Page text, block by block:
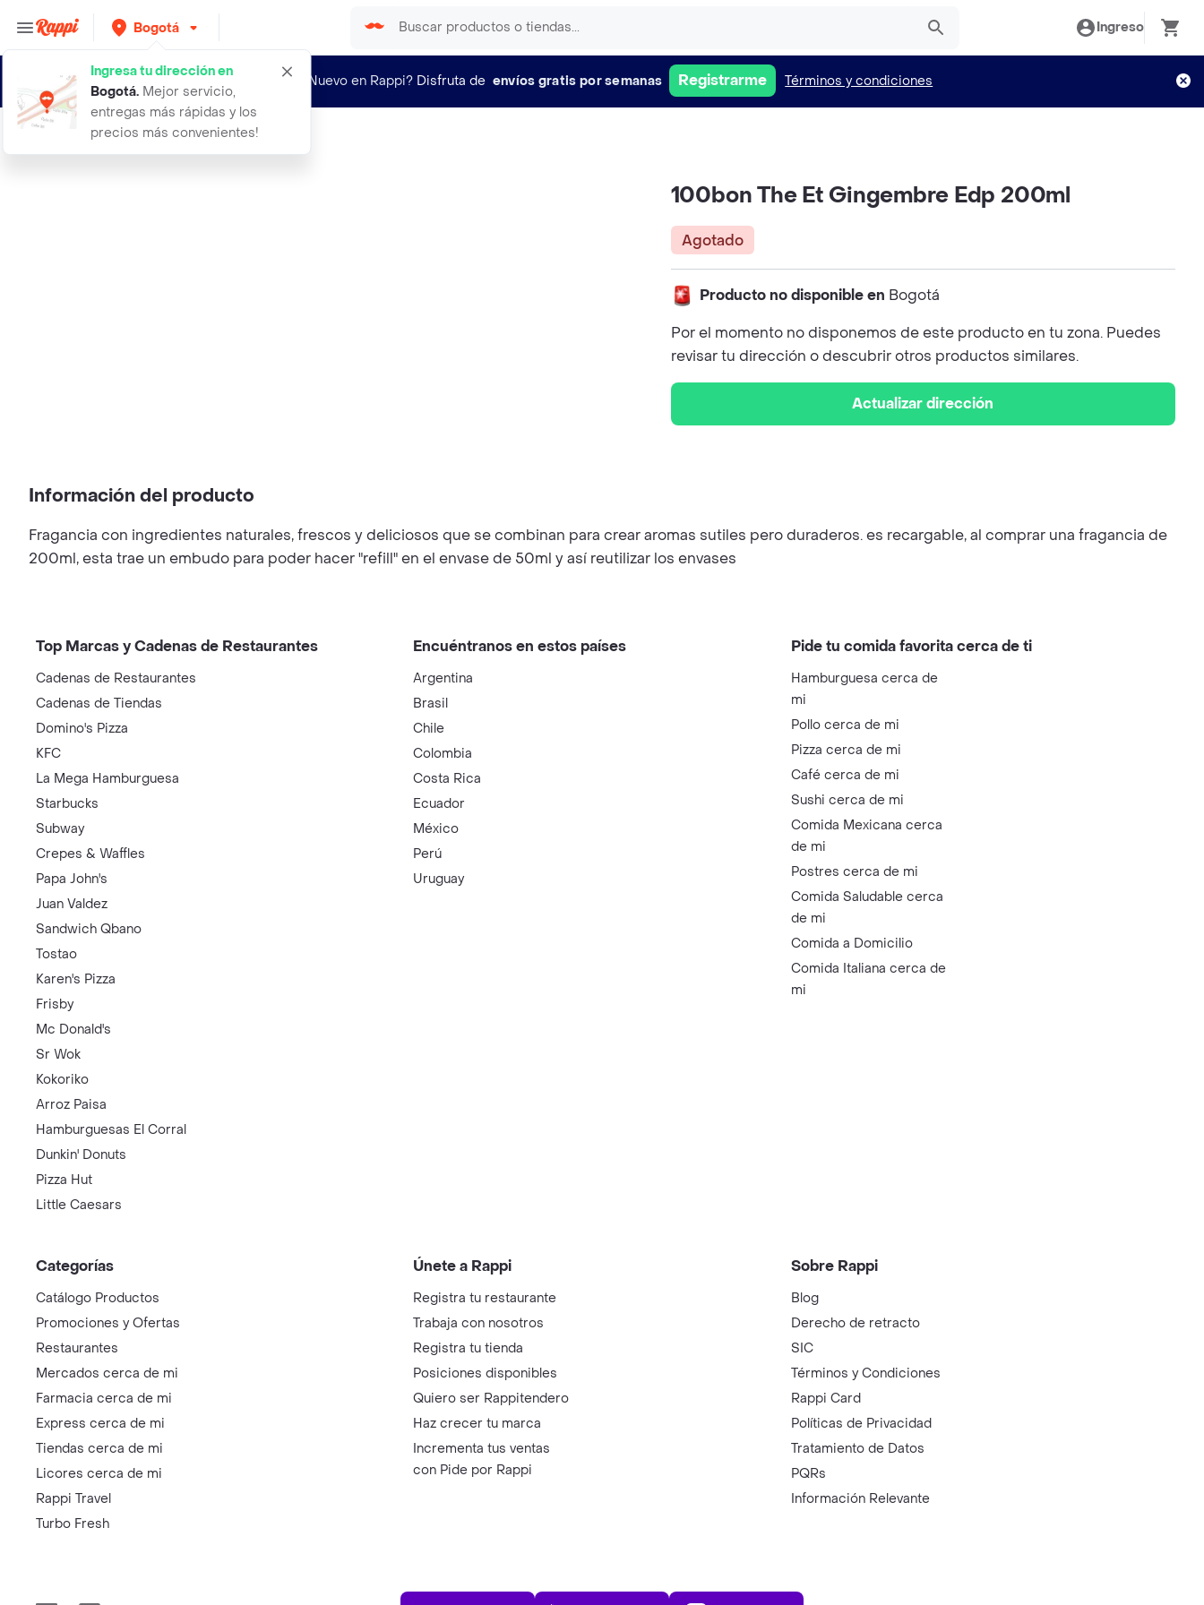
Bogotá
Ingresa tu dirección en
Bogotá. Mejor servicio,
entregas más rápidas y los
precios más convenientes!
Ingreso
¿Nuevo en Rappi? Disfruta de envíos gratis por semanas Registrarme Términos y condiciones
100bon the et gingembre edp 200ml
100bon The Et Gingembre Edp 200ml
Agotado
Producto no disponible en Bogotá
Por el momento no disponemos de este producto en tu zona. Puedes
revisar tu dirección o descubrir otros productos similares.
Actualizar dirección
Información del producto
Fragancia con ingredientes naturales, frescos y deliciosos que se combinan para crear aromas sutiles pero duraderos. es recargable, al comprar una fragancia de
200ml, esta trae un embudo para poder hacer "refill" en el envase de 50ml y así reutilizar los envases
Top Marcas y Cadenas de Restaurantes
Cadenas de Restaurantes
Cadenas de Tiendas
Domino's Pizza
KFC
La Mega Hamburguesa
Starbucks
Subway
Crepes & Waffles
Papa John's
Juan Valdez
Sandwich Qbano
Tostao
Karen's Pizza
Frisby
Mc Donald's
Sr Wok
Kokoriko
Arroz Paisa
Hamburguesas El Corral
Dunkin' Donuts
Pizza Hut
Little Caesars
Encuéntranos en estos países
Argentina
Brasil
Chile
Colombia
Costa Rica
Ecuador
México
Perú
Uruguay
Pide tu comida favorita cerca de ti
Hamburguesa cerca de
mi
Pollo cerca de mi
Pizza cerca de mi
Café cerca de mi
Sushi cerca de mi
Comida Mexicana cerca
de mi
Postres cerca de mi
Comida Saludable cerca
de mi
Comida a Domicilio
Comida Italiana cerca de
mi
Categorías
Catálogo Productos
Promociones y Ofertas
Restaurantes
Mercados cerca de mi
Farmacia cerca de mi
Express cerca de mi
Tiendas cerca de mi
Licores cerca de mi
Rappi Travel
Turbo Fresh
Únete a Rappi
Registra tu restaurante
Trabaja con nosotros
Registra tu tienda
Posiciones disponibles
Quiero ser Rappitendero
Haz crecer tu marca
Incrementa tus ventas
con Pide por Rappi
Sobre Rappi
Blog
Derecho de retracto
SIC
Términos y Condiciones
Rappi Card
Políticas de Privacidad
Tratamiento de Datos
PQRs
Información Relevante
App Store Play Store AppGallery